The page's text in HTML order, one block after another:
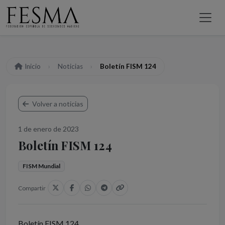
Inicio Noticias Boletín FISM 124
Volver a noticias
1 de enero de 2023
Boletín FISM 124
FISM Mundial
Compartir